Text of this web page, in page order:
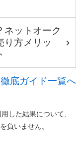
ネットオーク
り方メリッ
底ガイド一覧へ
した結果について、
負いません。